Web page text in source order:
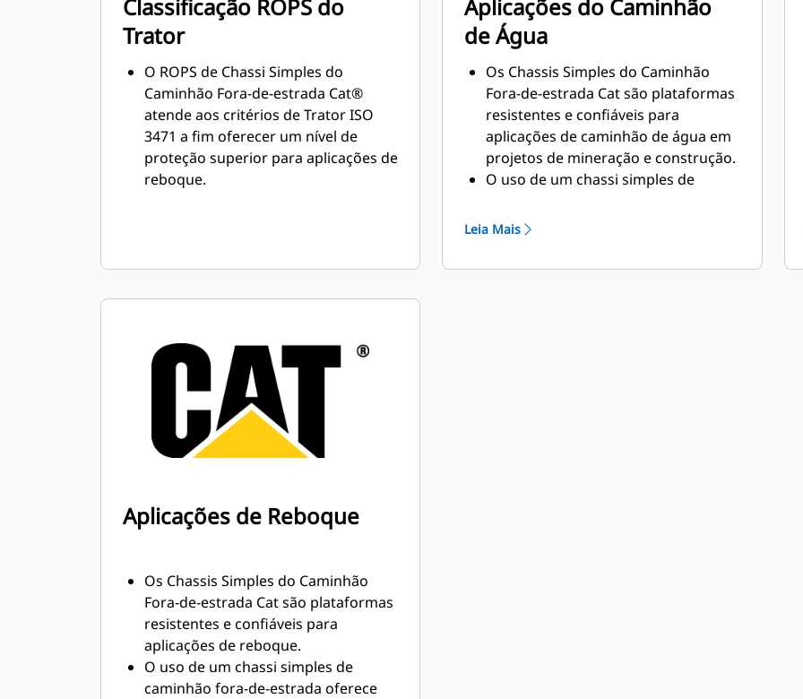
Classificação ROPS do
Trator
O ROPS de Chassi Simples do
Caminhão Fora-de-estrada Cat®
atende aos critérios de Trator ISO
3471 a fim oferecer um nível de
proteção superior para aplicações de
reboque.
Aplicações do Caminhão
de Água
Os Chassis Simples do Caminhão
Fora-de-estrada Cat são plataformas
resistentes e confiáveis para
aplicações de caminhão de água em
projetos de mineração e construção.
O uso de um chassi simples de
uma solução ideal para supressão de
proteção contra incêndio, além de
Leia Mais
Aplicações de Reboque
Os Chassis Simples do Caminhão
Fora-de-estrada Cat são plataformas
resistentes e confiáveis para
aplicações de reboque.
O uso de um chassi simples de
caminhão fora-de-estrada oferece